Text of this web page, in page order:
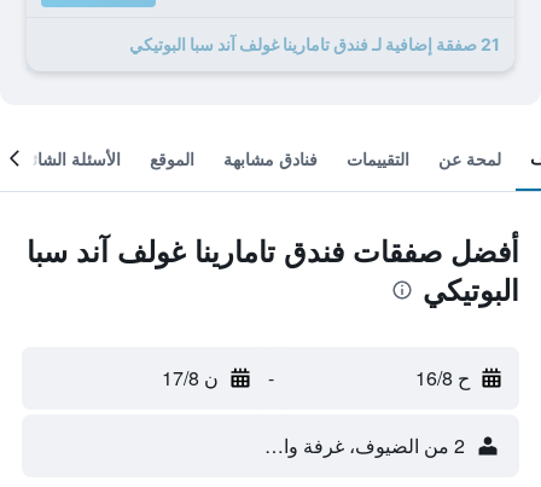
21 صفقة إضافية لـ فندق تامارينا غولف آند سبا البوتيكي
لمحة عن التقييمات فنادق مشابهة الموقع الأسئلة الشائعة
أفضل صفقات فندق تامارينا غولف آند سبا
البوتيكي
ح 16/8 - ن 17/8
2 من الضيوف، غرفة واحدة